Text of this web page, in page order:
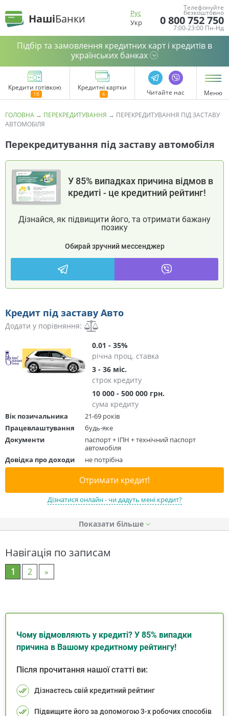
НашіБанки
Рус
Укр
Телефонуйте
безкоштовно
0 800 752 750
7:00-23:00 Пн-Нд
Підбір та замовлення кредитних карт і кредитів в
українських банках
Кредити готівкою Кредитні картки
Читайте нас Меню
ГОЛОВНА → ПЕРЕКРЕДИТУВАННЯ → ПЕРЕКРЕДИТУВАННЯ ПІД ЗАСТАВУ
АВТОМОБІЛЯ
Перекредитування під заставу автомобіля
У 85% випадках причина відмов в
кредиті - це кредитний рейтинг!
Дізнайся, як підвищити його, та отримати бажану
позику
Обирай зручний мессенджер
Кредит під заставу Авто
Додати у порівняння:
0.01 - 35%
річна проц. ставка
3 - 36 міс.
строк кредиту
10 000 - 500 000 грн.
сума кредиту
Вік позичальника
21-69 років
Працевлаштування
будь-яке
Документи
паспорт + ІПН + технічний паспорт
автомобіля
Довідка про доходи
не потрібна
Отримати кредит!
Дізнатися онлайн - чи дадуть мені кредит?
Показати
Навігація по записам
1 2 »
Чому відмовляють у кредиті? У 85% випадки
причина в Вашому кредитному рейтингу!
Після прочитання нашої статті ви:
Дізнаєтесь свій кредитний рейтинг
Підвищите його за допомогою 3-х робочих способів